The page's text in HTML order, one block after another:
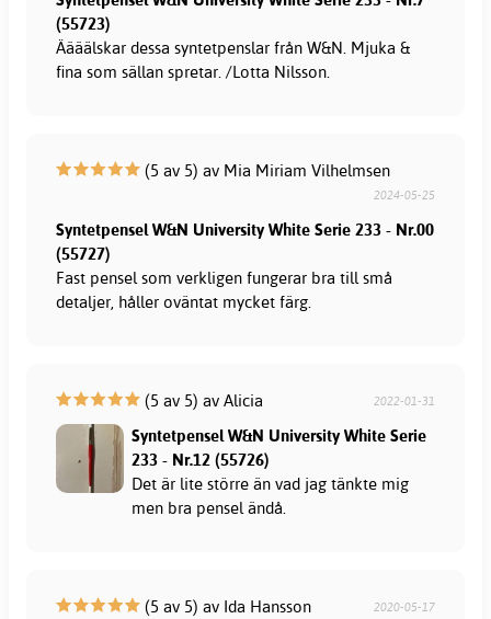
(55723)
Äääälskar dessa syntetpenslar från W&N. Mjuka &
fina som sällan spretar. /Lotta Nilsson.
(5 av 5) av Mia Miriam Vilhelmsen
2024-05-25
Syntetpensel W&N University White Serie 233 - Nr.00
(55727)
Fast pensel som verkligen fungerar bra till små
detaljer, håller oväntat mycket färg.
(5 av 5) av Alicia 2022-01-31
Syntetpensel W&N University White Serie
233 - Nr.12 (55726)
Det är lite större än vad jag tänkte mig
men bra pensel ändå.
(5 av 5) av Ida Hansson 2020-05-17